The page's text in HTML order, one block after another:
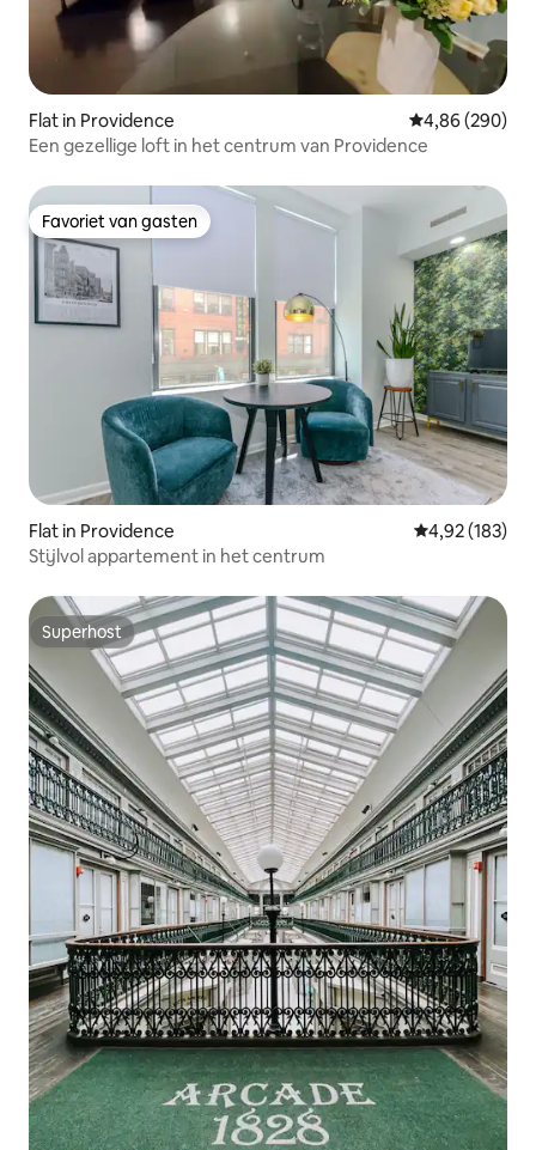
Flat in Providence Gemiddelde
4,86 (290)
Een gezellige loft in het centrum van Providence
Favoriet van gasten
Favoriet van gasten
Flat in Providence Gemiddelde
4,92 (183)
Stijlvol appartement in het centrum
Superhost
Superhost